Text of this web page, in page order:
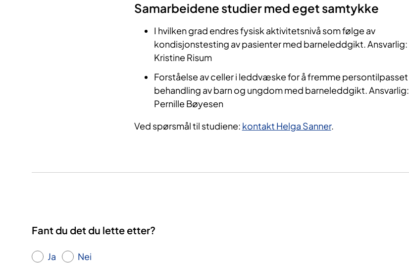
Samarbeidene studier med eget samtykke
I hvilken grad endres fysisk aktivitetsnivå som følge av
kondisjonstesting av pasienter med barneleddgikt. Ansvarlig:
Kristine Risum
Forståelse av celler i leddvæske for å fremme persontilpasset
behandling av barn og ungdom med barneleddgikt. Ansvarlig:
Pernille Bøyesen
Ved spørsmål til studiene: kontakt Helga Sanner.
Fant du det du lette etter?
Ja Nei